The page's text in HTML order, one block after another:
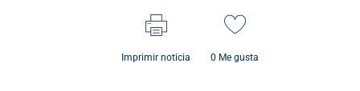
Imprimir noticia 0 Me gusta